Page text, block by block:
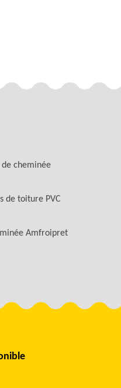
cheminée
de toiture PVC
Amfroipret